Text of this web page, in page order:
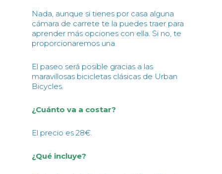
Nada, aunque si tienes por casa alguna
cámara de carrete te la puedes traer para
aprender más opciones con ella. Si no, te
proporcionaremos una.
El paseo será posible gracias a las
maravillosas bicicletas clásicas de Urban
Bicycles.
¿Cuánto va a costar?
El precio es 28€.
¿Qué incluye?